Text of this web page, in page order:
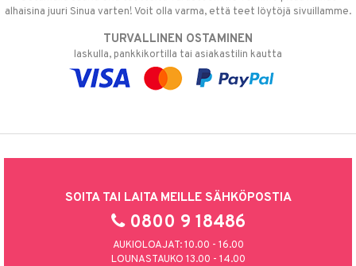
alhaisina juuri Sinua varten! Voit olla varma, että teet löytöjä sivuillamme.
TURVALLINEN OSTAMINEN
laskulla, pankkikortilla tai asiakastilin kautta
SOITA TAI LAITA MEILLE SÄHKÖPOSTIA
0800 9 18486
AUKIOLOAJAT: 10.00 - 16.00
LOUNASTAUKO 13.00 - 14.00